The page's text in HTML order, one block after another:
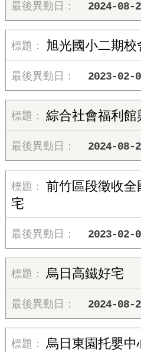
2024-08-
旭光國小二期校
2023-02-
綜合社會福利館
2024-08-
前竹區段徵收全
宅
2023-02-
烏日高鐵好宅
2024-08-
烏日東園托嬰中